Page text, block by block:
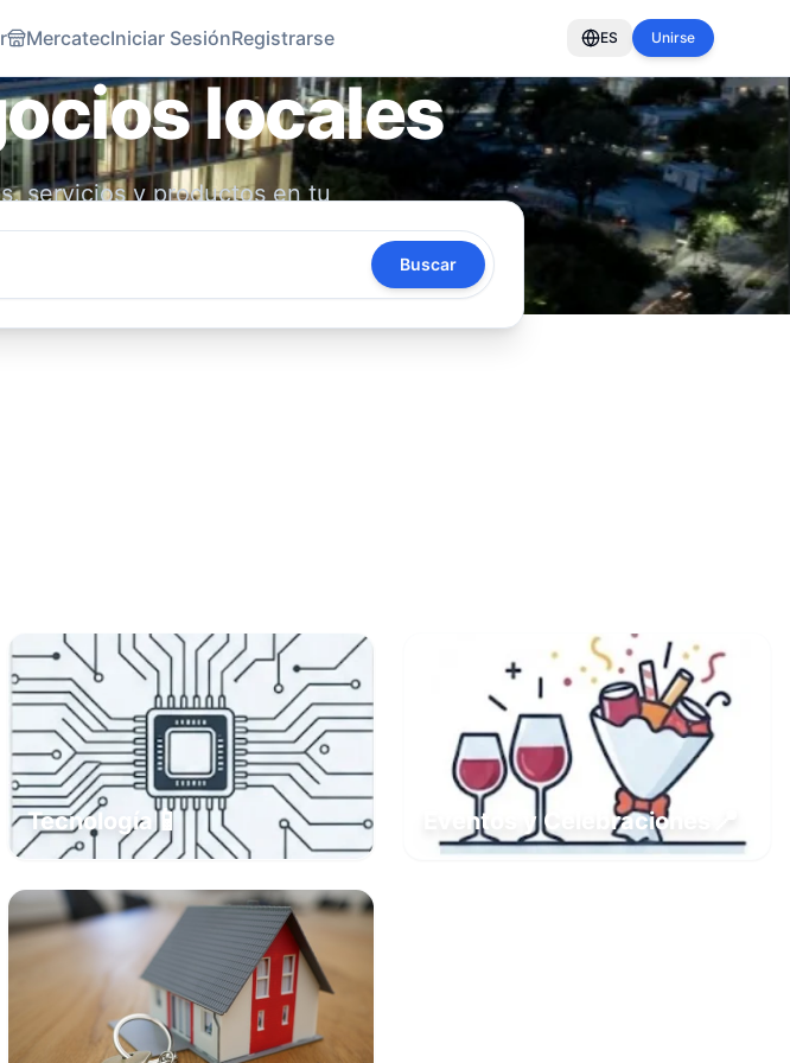
MercatecIniciar SesiónRegistrarse ES Unirse
locales
servicios y productos en tu
locales y apoya tu
Buscar
Tecnología 📱 Eventos y Celebraciones